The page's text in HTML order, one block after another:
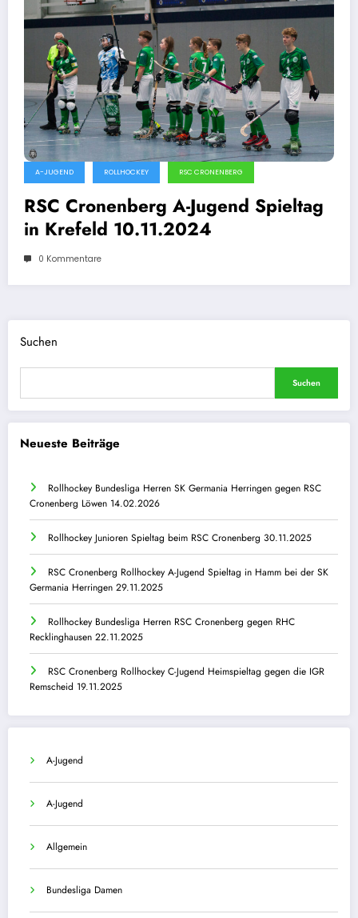
A-JUGEND ROLLHOCKEY RSC CRONENBERG
RSC Cronenberg A-Jugend Spieltag
in Krefeld 10.11.2024
0 Kommentare
Suchen
Suchen
Neueste Beiträge
Rollhockey Bundesliga Herren SK Germania Herringen gegen RSC
Cronenberg Löwen 14.02.2026
Rollhockey Junioren Spieltag beim RSC Cronenberg 30.11.2025
RSC Cronenberg Rollhockey A-Jugend Spieltag in Hamm bei der SK
Germania Herringen 29.11.2025
Rollhockey Bundesliga Herren RSC Cronenberg gegen RHC
Recklinghausen 22.11.2025
RSC Cronenberg Rollhockey C-Jugend Heimspieltag gegen die IGR
Remscheid 19.11.2025
A-Jugend
A-Jugend
Allgemein
Bundesliga Damen